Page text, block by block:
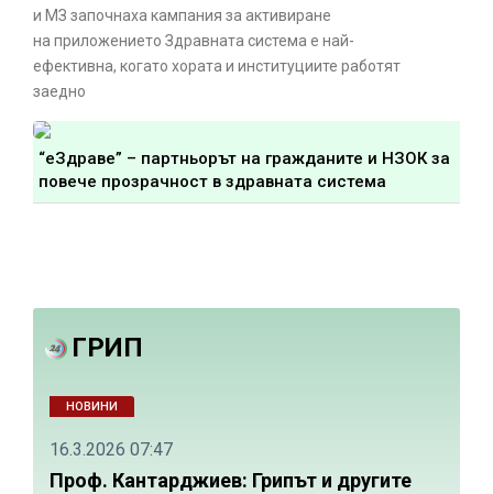
и МЗ започнаха кампания за активиране
на приложението Здравната система е най-
ефективна, когато хората и институциите работят
заедно
“еЗдраве” – партньорът на гражданите и НЗОК за
повече прозрачност в здравната система
ГРИП
НОВИНИ
16.3.2026 07:47
Проф. Кантарджиев: Грипът и другите